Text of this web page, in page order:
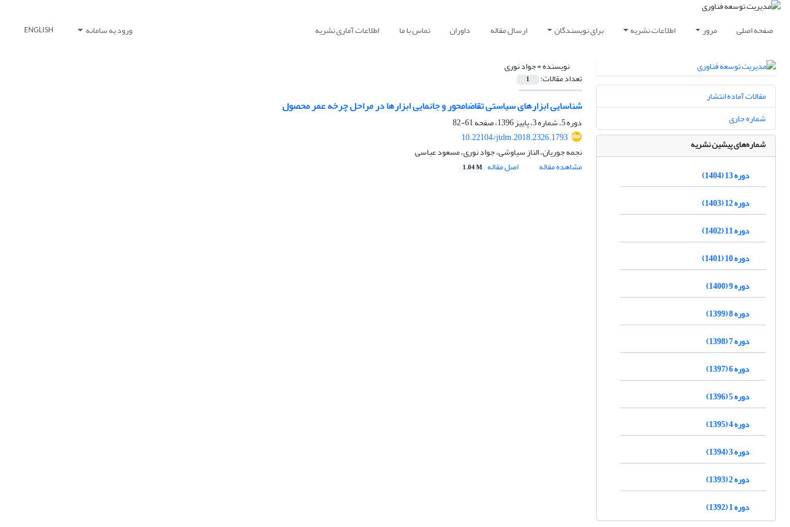
صفحه اصلی مرور اطلاعات نشریه برای نویسندگان ارسال مقاله داوران تماس با ما اطلاعات آماری نشریه ورود به سامانه ENGLISH
نویسنده =جواد نوری
تعداد مقالات: 1
شناسایی ابزارهای سیاستی تقاضامحور و جانمایی ابزارها در مراحل چرخه عمر محصول
دوره 5، شماره 3، پاییز 1396، صفحه
61-82
10.22104/jtdm.2018.2326.1793
نجمه جوریان، الناز سیاوشی، جواد نوری، مسعود عباسی
مشاهده مقاله
اصل مقاله 1.04 M
مقالات آماده انتشار
شماره جاری
شماره‌های پیشین نشریه
دوره 13 (1404)
دوره 12 (1403)
دوره 11 (1402)
دوره 10 (1401)
دوره 9 (1400)
دوره 8 (1399)
دوره 7 (1398)
دوره 6 (1397)
دوره 5 (1396)
دوره 4 (1395)
دوره 3 (1394)
دوره 2 (1393)
دوره 1 (1392)